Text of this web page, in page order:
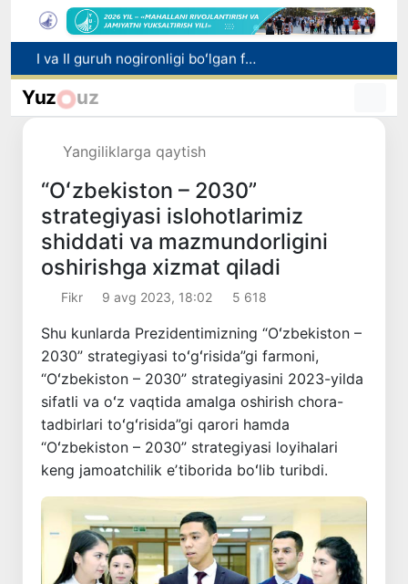
I va II guruh nogironligi boʻlgan fuqarolarga pensiya proaktiv tarzda tayinlanadi
Bozorga chiqariladigan barcha mahsulotlar xavfsiz boʻlishi shart
Yuz uz
Yangiliklarga qaytish
“Oʻzbekiston – 2030”
strategiyasi islohotlarimiz
shiddati va mazmundorligini
oshirishga xizmat qiladi
Fikr 9 avg 2023, 18:02 5 618
Shu kunlarda Prezidentimizning “Oʻzbekiston –
2030” strategiyasi toʻgʻrisida”gi farmoni,
“Oʻzbekiston – 2030” strategiyasini 2023-yilda
sifatli va oʻz vaqtida amalga oshirish chora-
tadbirlari toʻgʻrisida”gi qarori hamda
“Oʻzbekiston – 2030” strategiyasi loyihalari
keng jamoatchilik eʼtiborida boʻlib turibdi.